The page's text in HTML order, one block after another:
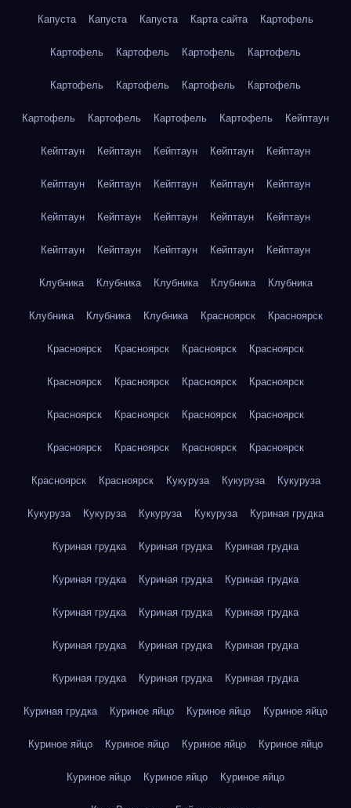
Капуста Капуста Капуста Карта сайта Картофель
Картофель Картофель Картофель Картофель
Картофель Картофель Картофель Картофель
Картофель Картофель Картофель Картофель Кейптаун
Кейптаун Кейптаун Кейптаун Кейптаун Кейптаун
Кейптаун Кейптаун Кейптаун Кейптаун Кейптаун
Кейптаун Кейптаун Кейптаун Кейптаун Кейптаун
Кейптаун Кейптаун Кейптаун Кейптаун Кейптаун
Клубника Клубника Клубника Клубника Клубника
Клубника Клубника Клубника Красноярск Красноярск
Красноярск Красноярск Красноярск Красноярск
Красноярск Красноярск Красноярск Красноярск
Красноярск Красноярск Красноярск Красноярск
Красноярск Красноярск Красноярск Красноярск
Красноярск Красноярск Кукуруза Кукуруза Кукуруза
Кукуруза Кукуруза Кукуруза Кукуруза Куриная грудка
Куриная грудка Куриная грудка Куриная грудка
Куриная грудка Куриная грудка Куриная грудка
Куриная грудка Куриная грудка Куриная грудка
Куриная грудка Куриная грудка Куриная грудка
Куриная грудка Куриная грудка Куриная грудка
Куриная грудка Куриное яйцо Куриное яйцо Куриное яйцо
Куриное яйцо Куриное яйцо Куриное яйцо Куриное яйцо
Куриное яйцо Куриное яйцо Куриное яйцо